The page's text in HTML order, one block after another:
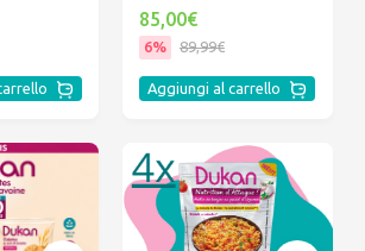
85,00€
6% 89,99€
Aggiungi al carrello